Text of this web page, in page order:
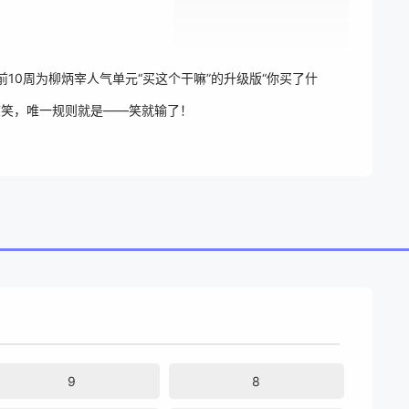
周为柳炳宰人气单元“买这个干嘛”的升级版“你买了什
，唯一规则就是——笑就输了！
9 8